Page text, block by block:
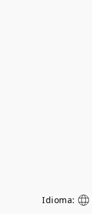
Idioma: